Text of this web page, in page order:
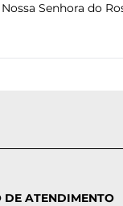
Senhora do
DE ATENDIMENTO